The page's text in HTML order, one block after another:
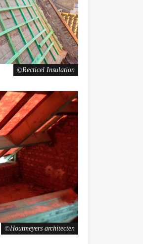
Recticel Insulation
Houtmeyers architecten